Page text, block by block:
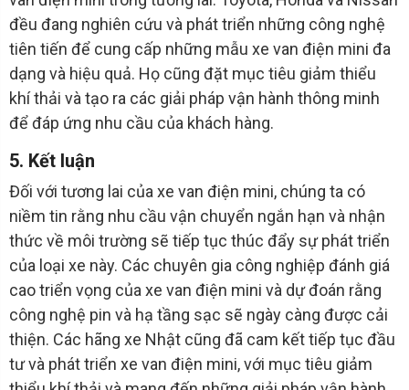
đều đang nghiên cứu và phát triển những công nghệ
tiên tiến để cung cấp những mẫu xe van điện mini đa
dạng và hiệu quả. Họ cũng đặt mục tiêu giảm thiểu
khí thải và tạo ra các giải pháp vận hành thông minh
để đáp ứng nhu cầu của khách hàng.
5. Kết luận
Đối với tương lai của xe van điện mini, chúng ta có
niềm tin rằng nhu cầu vận chuyển ngắn hạn và nhận
thức về môi trường sẽ tiếp tục thúc đẩy sự phát triển
của loại xe này. Các chuyên gia công nghiệp đánh giá
cao triển vọng của xe van điện mini và dự đoán rằng
công nghệ pin và hạ tầng sạc sẽ ngày càng được cải
thiện. Các hãng xe Nhật cũng đã cam kết tiếp tục đầu
tư và phát triển xe van điện mini, với mục tiêu giảm